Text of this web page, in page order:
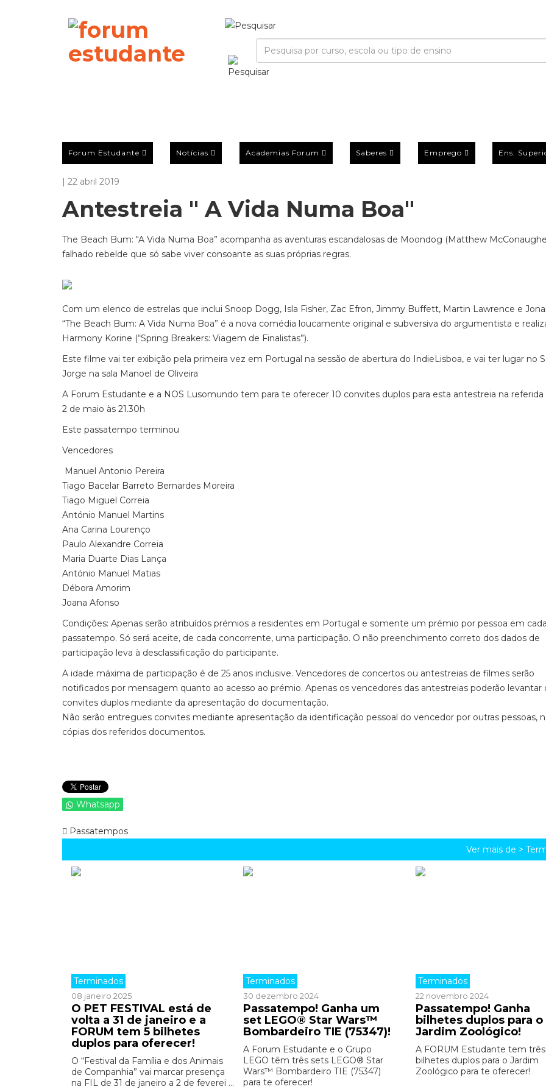
Forum Estudante Notícias Academias Forum Saberes Emprego Ens.
| 22 abril 2019
Antestreia " A Vida Numa Boa"
The Beach Bum: "A Vida Numa Boa” acompanha as aventuras escandalosas de Moondog (Matthew
falhado rebelde que só sabe viver consoante as suas próprias regras.
Com um elenco de estrelas que inclui Snoop Dogg, Isla Fisher, Zac Efron, Jimmy Buffett, Martin Lawrence e
“The Beach Bum: A Vida Numa Boa” é a nova comédia loucamente original e subversiva do argumentista e
Harmony Korine (“Spring Breakers: Viagem de Finalistas”).
Este filme vai ter exibição pela primeira vez em Portugal na sessão de abertura do IndieLisboa, e vai ter lugar no
Jorge na sala Manoel de Oliveira
A Forum Estudante e a NOS Lusomundo tem para te oferecer 10 convites duplos para esta antestreia na referida
2 de maio às 21.30h
Este passatempo terminou
Vencedores
Manuel Antonio Pereira
Tiago Bacelar Barreto Bernardes Moreira
Tiago Miguel Correia
António Manuel Martins
Ana Carina Lourenço
Paulo Alexandre Correia
Maria Duarte Dias Lança
António Manuel Matias
Débora Amorim
Joana Afonso
Condições: Apenas serão atribuídos prémios a residentes em Portugal e somente um prémio por pessoa em cada
passatempo. Só será aceite, de cada concorrente, uma participação. O não preenchimento correto dos dados de
participação leva à desclassificação do participante.
A idade máxima de participação é de 25 anos inclusive. Vencedores de concertos ou antestreias de filmes serão
notificados por mensagem quanto ao acesso ao prémio. Apenas os vencedores das antestreias poderão levantar
convites duplos mediante da apresentação do documentação.
Não serão entregues convites mediante apresentação da identificação pessoal do vencedor por outras pessoas,
cópias dos referidos documentos.
Whatsapp
Passatempos
Ver mais de >
Terminados
08 janeiro 2025
O PET FESTIVAL está de
volta a 31 de janeiro e a
FORUM tem 5 bilhetes
duplos para oferecer!
O “Festival da Família e dos Animais
de Companhia” vai marcar presença
na FIL de 31 de janeiro a 2 de feverei ...
Terminados
30 dezembro 2024
Passatempo! Ganha um
set LEGO® Star Wars™
Bombardeiro TIE (75347)!
A Forum Estudante e o Grupo
LEGO têm três sets LEGO® Star
Wars™ Bombardeiro TIE (75347)
para te oferecer!
Terminados
22 novembro 2024
Passatempo! Ganha
bilhetes duplos para o
Jardim Zoológico!
A FORUM Estudante tem três
bilhetes duplos para o Jardim
Zoológico para te oferecer!